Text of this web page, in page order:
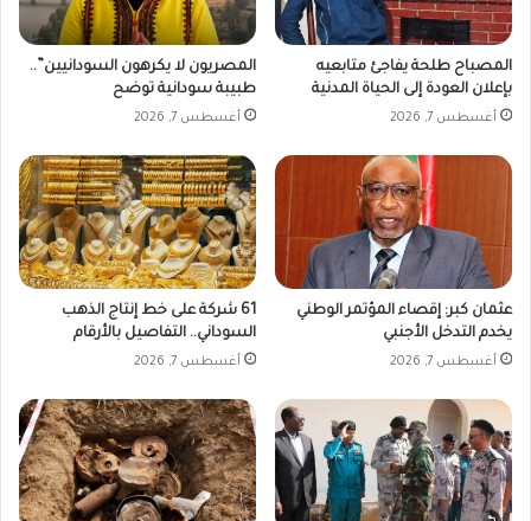
ا
ن
ل
ح
ر
ب
المصباح طلحة يفاجئ متابعيه
بإعلان العودة إلى الحياة المدنية
أغسطس 7, 2026
المصريون لا يكرهون السودانيين”..
طبيبة سودانية توضح
أغسطس 7, 2026
عثمان كبر: إقصاء المؤتمر الوطني
يخدم التدخل الأجنبي
أغسطس 7, 2026
61 شركة على خط إنتاج الذهب
السوداني.. التفاصيل بالأرقام
أغسطس 7, 2026